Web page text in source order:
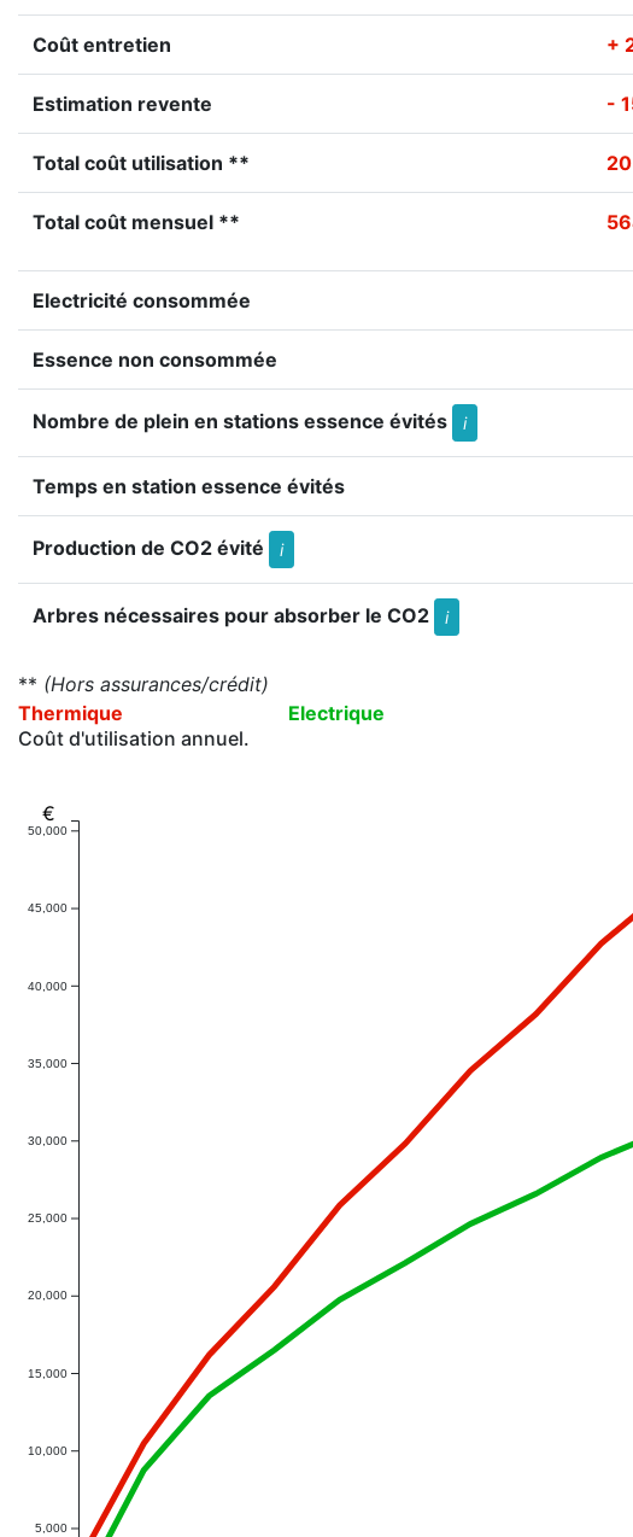
Coût entretien +
Estimation revente -
Total coût utilisation **
Total coût mensuel **
Electricité consommée
Essence non consommée
Nombre de plein en stations essence évités i
Temps en station essence évités
Production de CO2 évité i
Arbres nécessaires pour absorber le CO2 i
** (Hors assurances/crédit)
Thermique
Electrique
Coût d'utilisation annuel.
5,000
10,000
15,000
20,000
25,000
30,000
35,000
40,000
45,000
50,000
€